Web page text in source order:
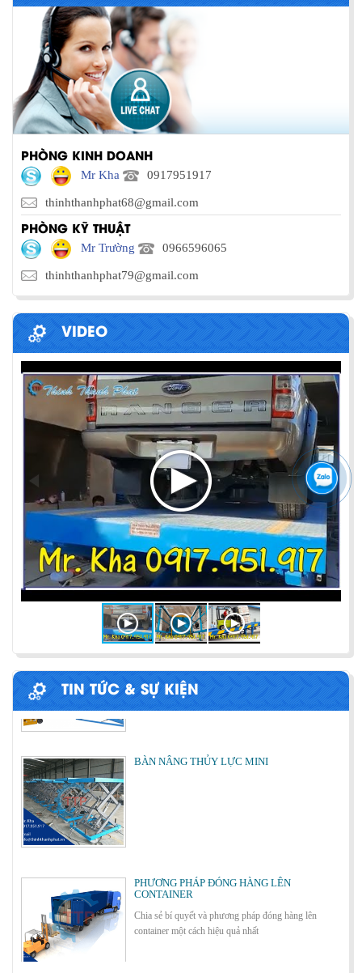
PHÒNG KINH DOANH
Mr Kha 0917951917
thinhthanhphat68@gmail.com
PHÒNG KỸ THUẬT
Mr Trường 0966596065
thinhthanhphat79@gmail.com
VIDEO
TIN TỨC & SỰ KIỆN
PHƯƠNG PHÁP ĐÓNG HÀNG LÊN
CONTAINER
Chia sẻ bí quyết và phương pháp đóng hàng lên
container một cách hiệu quả nhất
ỨNG DỤNG CỦA BÀN NÂNG THỦY LỰC
Cùng tìm hiểu về ứng dụng của bàn nâng thủy lực
trong các lĩnh vực, ngành nghề.
BÀN NÂNG THỦY LỰC MINI
PHƯƠNG PHÁP ĐÓNG HÀNG LÊN
CONTAINER
Chia sẻ bí quyết và phương pháp đóng hàng lên
container một cách hiệu quả nhất